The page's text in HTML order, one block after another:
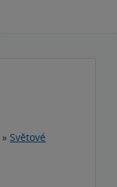
» Světové